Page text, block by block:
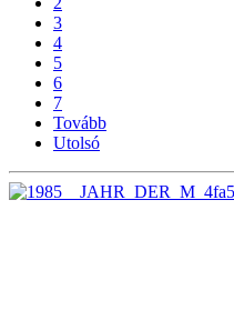
3
4
5
6
7
Tovább
Utolsó